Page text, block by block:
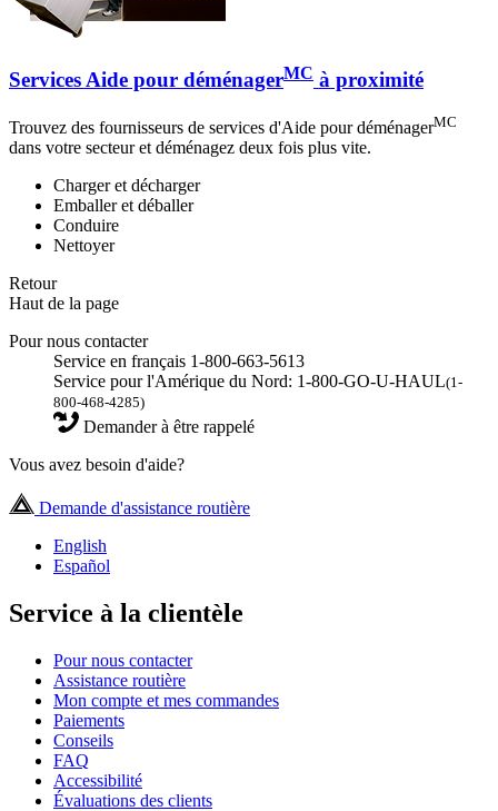
Services Aide pour déménagerMC à proximité
Trouvez des fournisseurs de services d'Aide pour déménagerMC
dans votre secteur et déménagez deux fois plus vite.
Charger et décharger
Emballer et déballer
Conduire
Nettoyer
Retour
Haut de la page
Pour nous contacter
Service en français 1-800-663-5613
Service pour l'Amérique du Nord: 1-800-GO-U-HAUL(1-
800-468-4285)
Demander à être rappelé
Vous avez besoin d'aide?
Demande d'assistance routière
English
Español
Service à la clientèle
Pour nous contacter
Assistance routière
Mon compte et mes commandes
Paiements
Conseils
FAQ
Accessibilité
Évaluations des clients